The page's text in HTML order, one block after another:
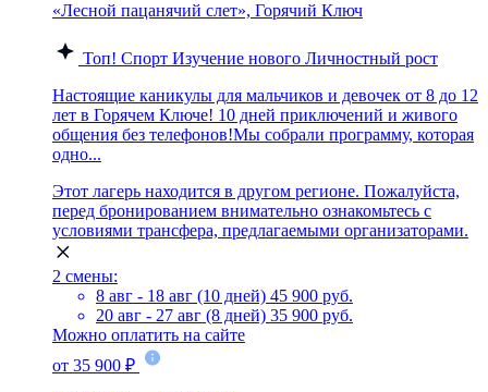
«Лесной пацанячий слет», Горячий Ключ
Топ! Спорт Изучение нового Личностный рост
Настоящие каникулы для мальчиков и девочек от 8 до 12
лет в Горячем Ключе! 10 дней приключений и живого
общения без телефонов!Мы собрали программу, которая
одно...
Этот лагерь находится в другом регионе. Пожалуйста,
перед бронированием внимательно ознакомьтесь с
условиями трансфера, предлагаемыми организаторами.
2 смены:
8 авг - 18 авг (10 дней) 45 900 руб.
20 авг - 27 авг (8 дней) 35 900 руб.
Можно оплатить на сайте
от 35 900 ₽